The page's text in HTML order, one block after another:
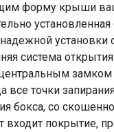
форму крыши
установки
система
все точки
бокса, со
входит покрытие,